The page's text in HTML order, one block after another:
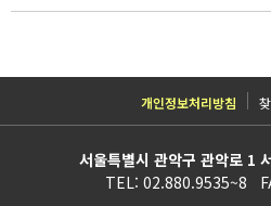
개인정보처리방침
서울특별시 관악구 관악로 1
TEL: 02.880.9535~8